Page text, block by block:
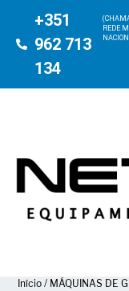
+351
962 713
134
REDE
Início / MÁQUINAS DE